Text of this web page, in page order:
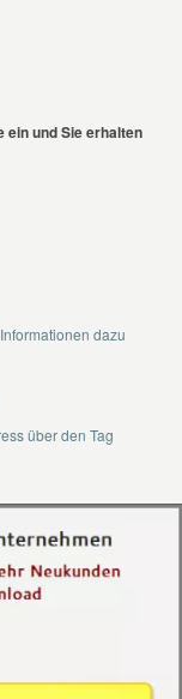
ein und Sie erhalten
dazu
über den Tag